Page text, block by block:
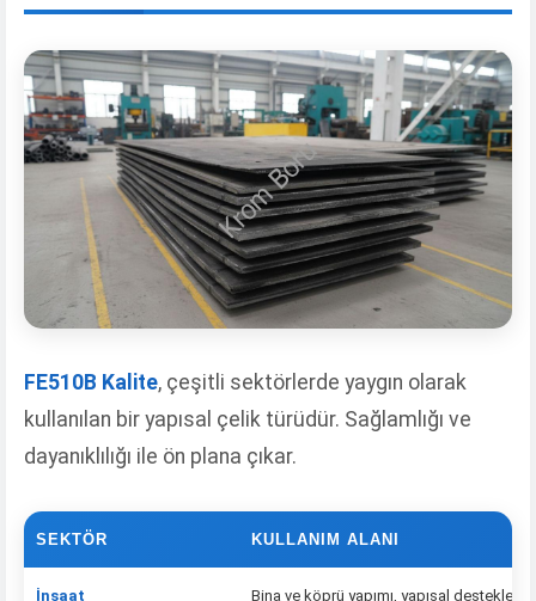
FE510B Kalite, çeşitli sektörlerde yaygın olarak
kullanılan bir yapısal çelik türüdür. Sağlamlığı ve
dayanıklılığı ile ön plana çıkar.
SEKTÖR KULLANIM ALANI
İnşaat Bina ve köprü yapımı, yapısal destekler.